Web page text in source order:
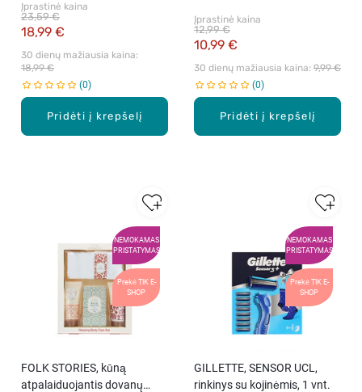
Pridėti į krepšelį
rinkinys, 1 vnt.
Įprastinė kaina
18,99 €
23,59 €
30 dienų mažiausia kaina:
18,99 €
0
Pridėti į krepšelį
Įprastinė kaina
10,99 €
12,99 €
30 dienų mažiausia kaina: 9,99 €
0
NEMOKAMAS
PRISTATYMAS
Prekė TIK E-
SHOP
FOLK STORIES, kūną
atpalaiduojantis dovanų
NEMOKAMAS
PRISTATYMAS
Prekė TIK E-
SHOP
GILLETTE, SENSOR UCL,
rinkinys su kojinėmis, 1 vnt.